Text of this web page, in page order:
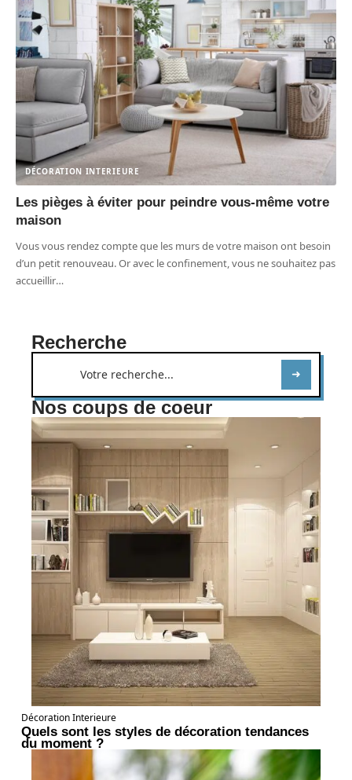
DÉCORATION INTERIEURE
Les pièges à éviter pour peindre vous-même votre
maison
Vous vous rendez compte que les murs de votre maison ont besoin
d’un petit renouveau. Or avec le confinement, vous ne souhaitez pas
accueillir…
Recherche
Nos coups de coeur
Décoration Interieure
Quels sont les styles de décoration tendances
du moment ?